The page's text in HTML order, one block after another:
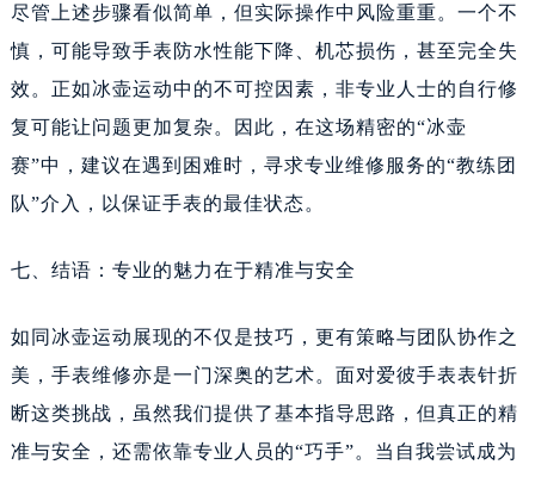
尽管上述步骤看似简单，但实际操作中风险重重。一个不
慎，可能导致手表防水性能下降、机芯损伤，甚至完全失
效。正如冰壶运动中的不可控因素，非专业人士的自行修
复可能让问题更加复杂。因此，在这场精密的“冰壶
赛”中，建议在遇到困难时，寻求专业维修服务的“教练团
队”介入，以保证手表的最佳状态。
七、结语：专业的魅力在于精准与安全
如同冰壶运动展现的不仅是技巧，更有策略与团队协作之
美，手表维修亦是一门深奥的艺术。面对爱彼手表表针折
断这类挑战，虽然我们提供了基本指导思路，但真正的精
准与安全，还需依靠专业人员的“巧手”。当自我尝试成为